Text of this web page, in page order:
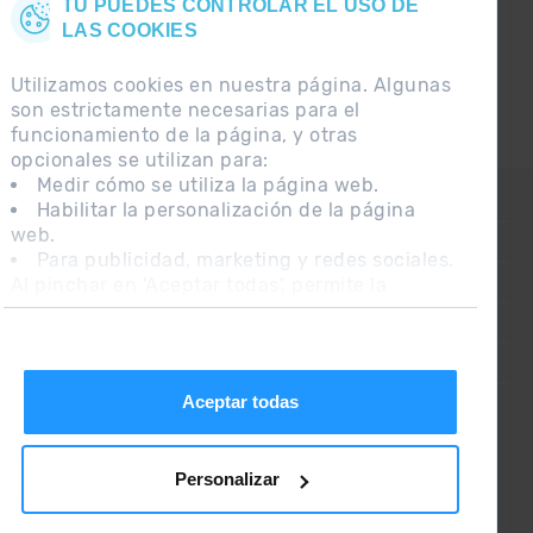
TÚ PUEDES CONTROLAR EL USO DE
LAS COOKIES
Utilizamos cookies en nuestra página. Algunas
son estrictamente necesarias para el
funcionamiento de la página, y otras
opcionales se utilizan para:
Medir cómo se utiliza la página web.
Habilitar la personalización de la página
web.
Para publicidad, marketing y redes sociales.
instalación de las cookies. Si prefieres
Aceptar todas
Personalizar
CONTACTO
PREGUNTAS FRECUENTES